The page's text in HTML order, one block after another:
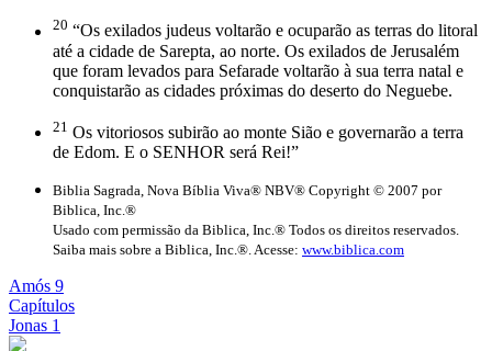
20 “Os exilados judeus voltarão e ocuparão as terras do litoral
até a cidade de Sarepta, ao norte. Os exilados de Jerusalém
que foram levados para Sefarade voltarão à sua terra natal e
conquistarão as cidades próximas do deserto do Neguebe.
21 Os vitoriosos subirão ao monte Sião e governarão a terra
de Edom. E o SENHOR será Rei!”
Biblia Sagrada, Nova Bíblia Viva® NBV® Copyright © 2007 por
Biblica, Inc.®
Usado com permissão da Biblica, Inc.® Todos os direitos reservados.
Saiba mais sobre a Biblica, Inc.®. Acesse: www.biblica.com
Amós 9
Capítulos
Jonas 1